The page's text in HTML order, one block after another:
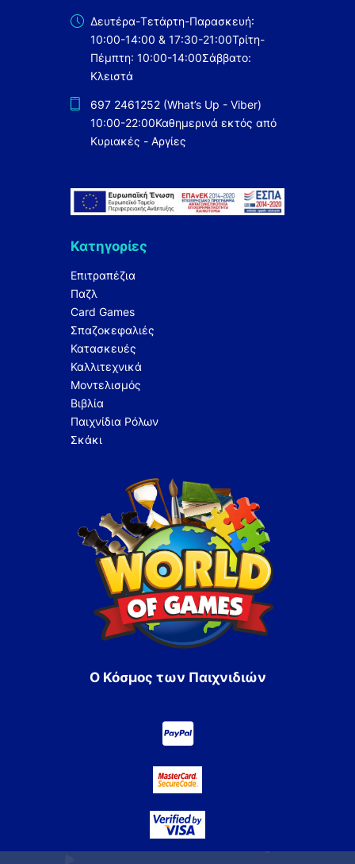
Δευτέρα-Τετάρτη-Παρασκευή:
10:00-14:00 & 17:30-21:00Τρίτη-
Πέμπτη: 10:00-14:00Σάββατο:
Κλειστά
697 2461252 (What’s Up - Viber)
10:00-22:00Καθημερινά εκτός από
Κυριακές - Αργίες
Κατηγορίες
Επιτραπέζια
Παζλ
Card Games
Σπαζοκεφαλιές
Κατασκευές
Καλλιτεχνικά
Μοντελισμός
Βιβλία
Παιχνίδια Ρόλων
Σκάκι
Ο Κόσμος των Παιχνιδιών